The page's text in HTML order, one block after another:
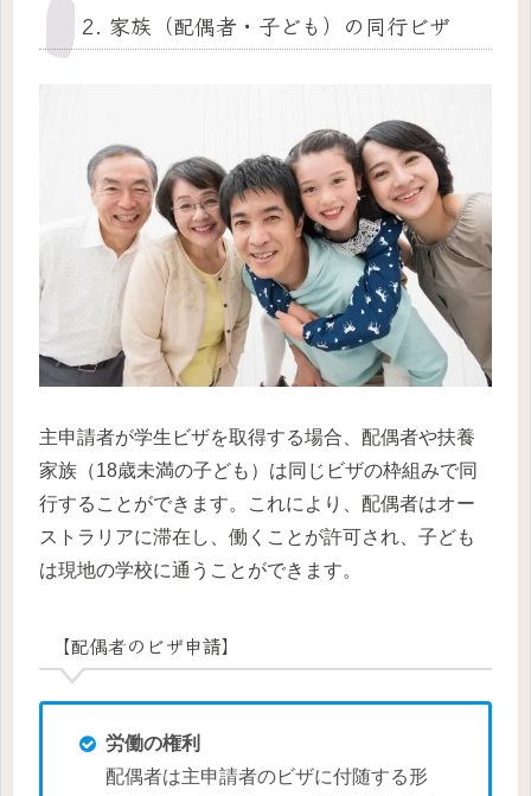
2. 家族（配偶者・子ども）の同行ビザ
主申請者が学生ビザを取得する場合、配偶者や扶養
家族（18歳未満の子ども）は同じビザの枠組みで同
行することができます。これにより、配偶者はオー
ストラリアに滞在し、働くことが許可され、子ども
は現地の学校に通うことができます。
【配偶者のビザ申請】
労働の権利
配偶者は主申請者のビザに付随する形